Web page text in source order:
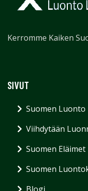
Kerromme Kaiken
SIVUT
Suomen Luonto
Viihdytään
Suomen Eläimet
Suomen